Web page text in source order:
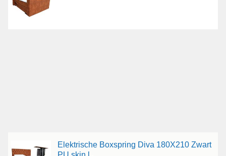
Elektrische Boxspring Diva 180X210 Zwart